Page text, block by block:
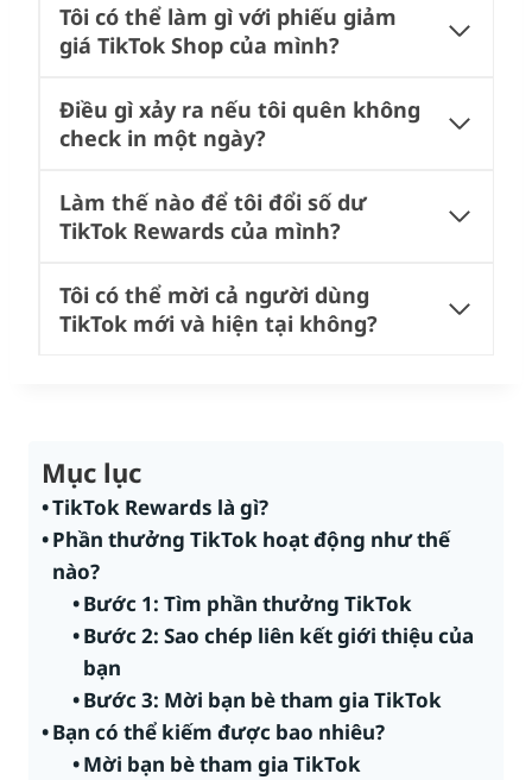
Tôi có thể làm gì với phiếu giảm
giá TikTok Shop của mình?
Điều gì xảy ra nếu tôi quên không
check in một ngày?
Làm thế nào để tôi đổi số dư
TikTok Rewards của mình?
Tôi có thể mời cả người dùng
TikTok mới và hiện tại không?
Mục lục
TikTok Rewards là gì?
Phần thưởng TikTok hoạt động như thế
nào?
Bước 1: Tìm phần thưởng TikTok
Bước 2: Sao chép liên kết giới thiệu của
bạn
Bước 3: Mời bạn bè tham gia TikTok
Bạn có thể kiếm được bao nhiêu?
Mời bạn bè tham gia TikTok